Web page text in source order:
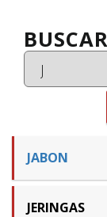
JABON
JERINGAS